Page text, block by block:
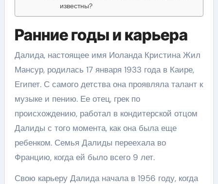
известны?
Ранние годы и карьера
Далида, настоящее имя Иоланда Кристина Жил
Мансур, родилась 17 января 1933 года в Каире,
Египет. С самого детства она проявляла талант к
музыке и пению. Ее отец, грек по
происхождению, работал в кондитерской отцом
Далиды с того момента, как она была еще
ребенком. Семья Далиды переехала во
Францию, когда ей было всего 9 лет.
Свою карьеру Далида начала в 1956 году, когда